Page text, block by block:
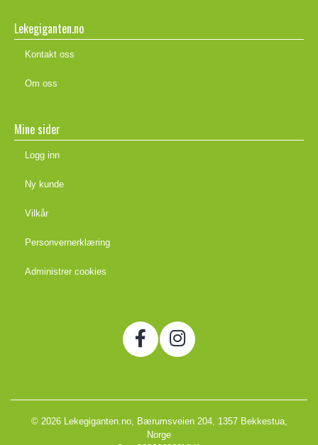
Lekegiganten.no
Kontakt oss
Om oss
Mine sider
Logg inn
Ny kunde
Vilkår
Personvernerklæring
Administrer cookies
© 2026 Lekegiganten.no, Bærumsveien 204, 1357 Bekkestua,
Norge